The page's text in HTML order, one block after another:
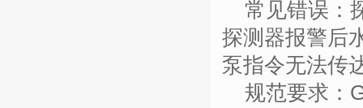
常见错误：
探测器报警后
泵指令无法传
规范要求：